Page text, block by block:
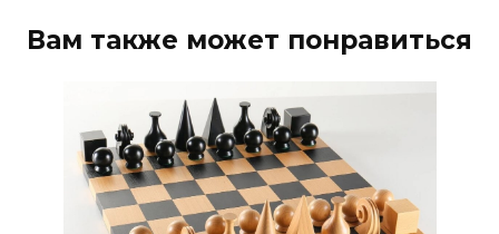
Вам также может понравиться